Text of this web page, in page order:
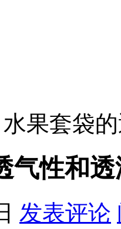
水果套袋
气性和
发表评论